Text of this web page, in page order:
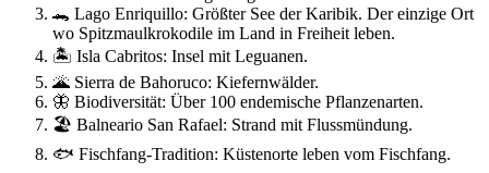
🐊 Lago Enriquillo: Größter See der Karibik. Der einzige Ort
wo Spitzmaulkrokodile im Land in Freiheit leben.
🏝️ Isla Cabritos: Insel mit Leguanen.
🌋 Sierra de Bahoruco: Kiefernwälder.
🦋 Biodiversität: Über 100 endemische Pflanzenarten.
🏖️ Balneario San Rafael: Strand mit Flussmündung.
🐟 Fischfang-Tradition: Küstenorte leben vom Fischfang.